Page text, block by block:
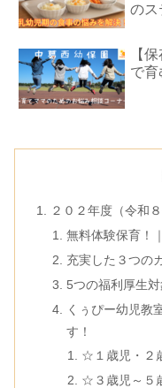
のス
【
で
２０２年度（令和
無料体験保育！
充実した３つの
5つの福利厚生対
くぅぴー幼児教
す！
☆１歳児・２
☆３歳児～５